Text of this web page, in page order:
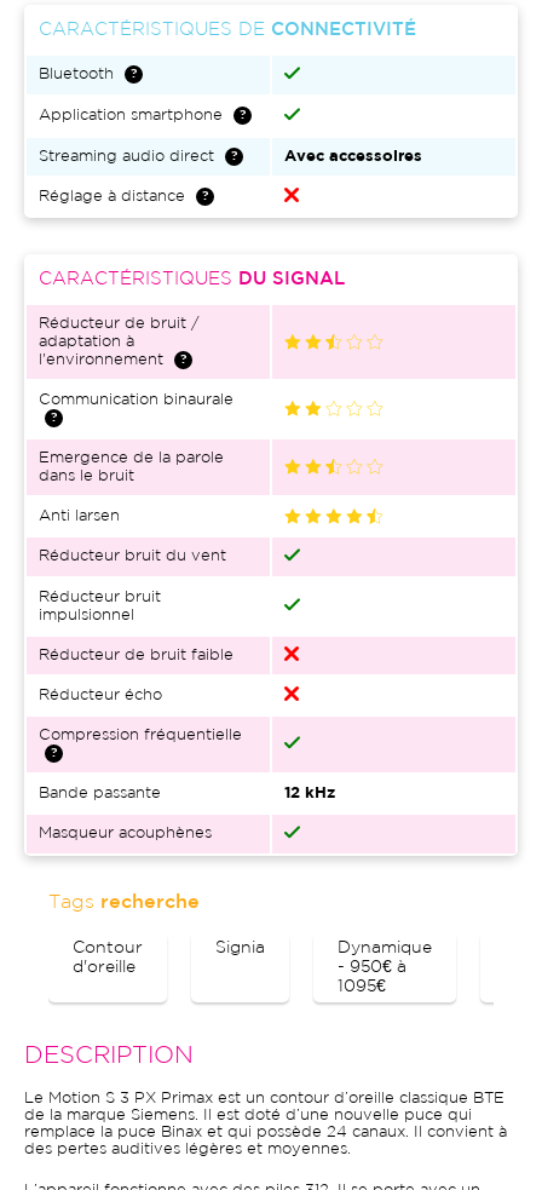
CARACTÉRISTIQUES DE CONNECTIVITÉ
Bluetooth
Application smartphone
Streaming audio direct Avec accessoires
Réglage à distance
CARACTÉRISTIQUES DU SIGNAL
Réducteur de bruit /
adaptation à
l'environnement
Communication binaurale
Emergence de la parole
dans le bruit
Anti larsen
Réducteur bruit du vent
Réducteur bruit
impulsionnel
Réducteur de bruit faible
Réducteur écho
Compression fréquentielle
Bande passante 12 kHz
Masqueur acouphènes
Tags recherche
Contour
d'oreille
Signia
Dynamique
- 950€ à
1095€
DESCRIPTION
Le Motion S 3 PX Primax est un contour d’oreille classique BTE
de la marque Siemens. Il est doté d’une nouvelle puce qui
remplace la puce Binax et qui possède 24 canaux. Il convient à
des pertes auditives légères et moyennes.